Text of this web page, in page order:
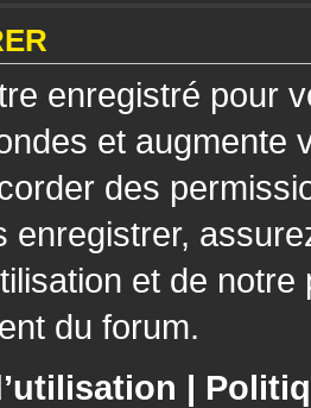
enregistré pour
et augmente
des
enregistrer,
et de
du forum.
|